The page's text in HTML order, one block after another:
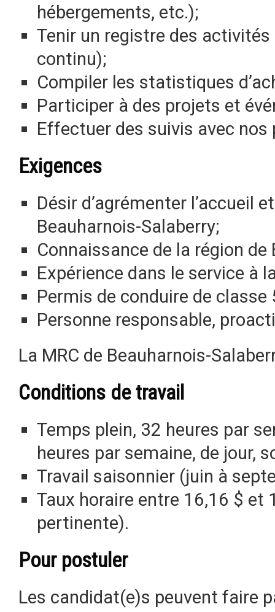
hébergements, etc.);
Tenir un registre des
continu);
Compiler les statistiques
Participer à des projets et
Effectuer des suivis avec nos
Exigences
Désir d’agrémenter l’accueil
Beauharnois-Salaberry;
Connaissance de la région
Expérience dans le service à
Permis de conduire de classe
Personne responsable,
La MRC de Beauharnois-
Conditions de travail
Temps plein, 32 heures par
heures par semaine, de jour,
Travail saisonnier (juin à
Taux horaire entre 16,16 $ et
pertinente).
Pour postuler
Les candidat(e)s peuvent faire